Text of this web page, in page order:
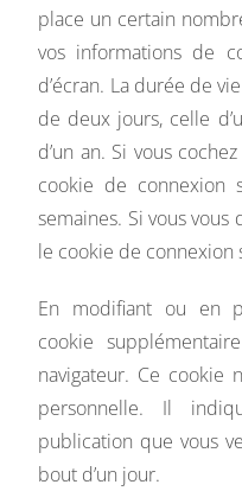
place un certain
vos informations de
d’écran. La durée de
de deux jours, celle
d’un an. Si vous
cookie de connexion
semaines. Si vous
le cookie de connexion
En modifiant ou en
cookie
navigateur. Ce cookie
personnelle. Il
publication que vous
bout d’un jour.